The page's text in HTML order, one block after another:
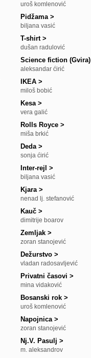
uroš komlenović
Pidžama>
biljana vasić
T-shirt>
dušan radulović
Science fiction (Gvira)
aleksandar ćirić
IKEA >
miloš bobić
Kesa>
vera galić
Rolls Royce >
miša brkić
Deda>
sonja ćirić
Inter-rejl >
biljana vasić
Kjara>
nenad lj. stefanović
Kauč >
dimitrije boarov
Zemljak >
zoran stanojević
Dežurstvo >
vladan radosavljević
Privatni časovi >
mina vidaković
Bosanski rok >
uroš komlenović
Napojnica>
zoran stanojević
Nj.V. Pasulj >
m. aleksandrov